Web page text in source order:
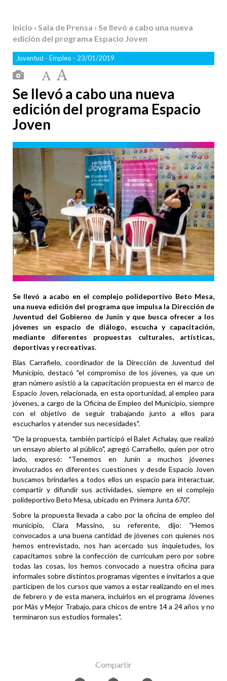
Inicio › Sala de Prensa › Se llevó a cabo una nueva
edición del programa Espacio Joven
Juventud - Empleo - 23/01/2019
Se llevó a cabo una nueva
edición del programa Espacio
Joven
Se llevó a acabo en el complejo polideportivo Beto Mesa,
una nueva edición del programa que impulsa la Dirección de
Juventud del Gobierno de Junín y que busca ofrecer a los
jóvenes un espacio de diálogo, escucha y capacitación,
mediante diferentes propuestas culturales, artísticas,
deportivas y recreativas.
Blas Carrafielo, coordinador de la Dirección de Juventud del
Municipio, destacó "el compromiso de los jóvenes, ya que un
gran número asistió a la capacitación propuesta en el marco de
Espacio Joven, relacionada, en esta oportunidad, al empleo para
jóvenes, a cargo de la Oficina de Empleo del Municipio, siempre
con el objetivo de seguir trabajando junto a ellos para
escucharlos y atender sus necesidades".
"De la propuesta, también participó el Balet Achalay, que realizó
un ensayo abierto al público", agregó Carrafiello, quien por otro
lado, expresó: "Tenemos en Junín a muchos jóvenes
involucrados en diferentes cuestiones y desde Espacio Joven
buscamos brindarles a todos ellos un espacio para interactuar,
compartir y difundir sus actividades, siempre en el complejo
polideportivo Beto Mesa, ubicado en Primera Junta 670".
Sobre la propuesta llevada a cabo por la oficina de empleo del
municipio, Clara Massino, su referente, dijo: "Hemos
convocados a una buena cantidad de jóvenes con quienes nos
hemos entrevistado, nos han acercado sus inquietudes, los
capacitamos sobre la confección de currículum pero por sobre
todas las cosas, los hemos convocado a nuestra oficina para
informales sobre distintos programas vigentes e invitarlos a que
participen de los cursos que vamos a estar realizando en el mes
de febrero y de esta manera, incluirlos en el programa Jóvenes
por Más y Mejor Trabajo, para chicos de entre 14 a 24 años y no
terminaron sus estudios formales".
Compartir